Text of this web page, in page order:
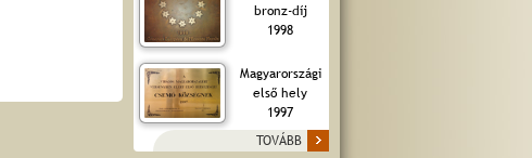
bronz-díj
1998
Magyarországi
első hely
1997
TOVÁBB